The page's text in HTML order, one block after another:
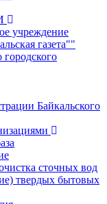
учреждение
газета""
Байкальского
сточных вод
твердых бытовых